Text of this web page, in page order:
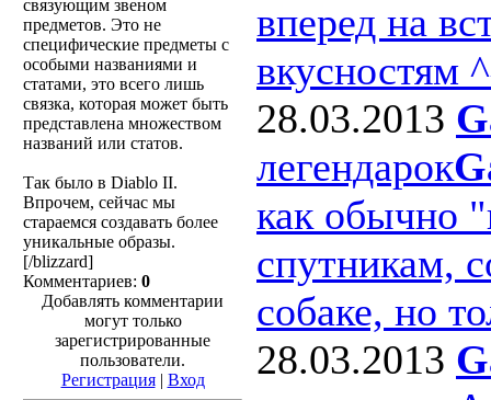
связующим звеном
предметов. Это не
специфические предметы с
особыми названиями и
статами, это всего лишь
связка, которая может быть
представлена множеством
названий или статов.
Так было в Diablo II.
Впрочем, сейчас мы
стараемся создавать более
уникальные образы.
[/blizzard]
Комментариев: 0
Добавлять комментарии
могут только
зарегистрированные
пользователи.
Регистрация| Вход
вперед на
вкусностям
28.03.2013
легендарок
как обычно
спутникам,
собаке, но
28.03.2013